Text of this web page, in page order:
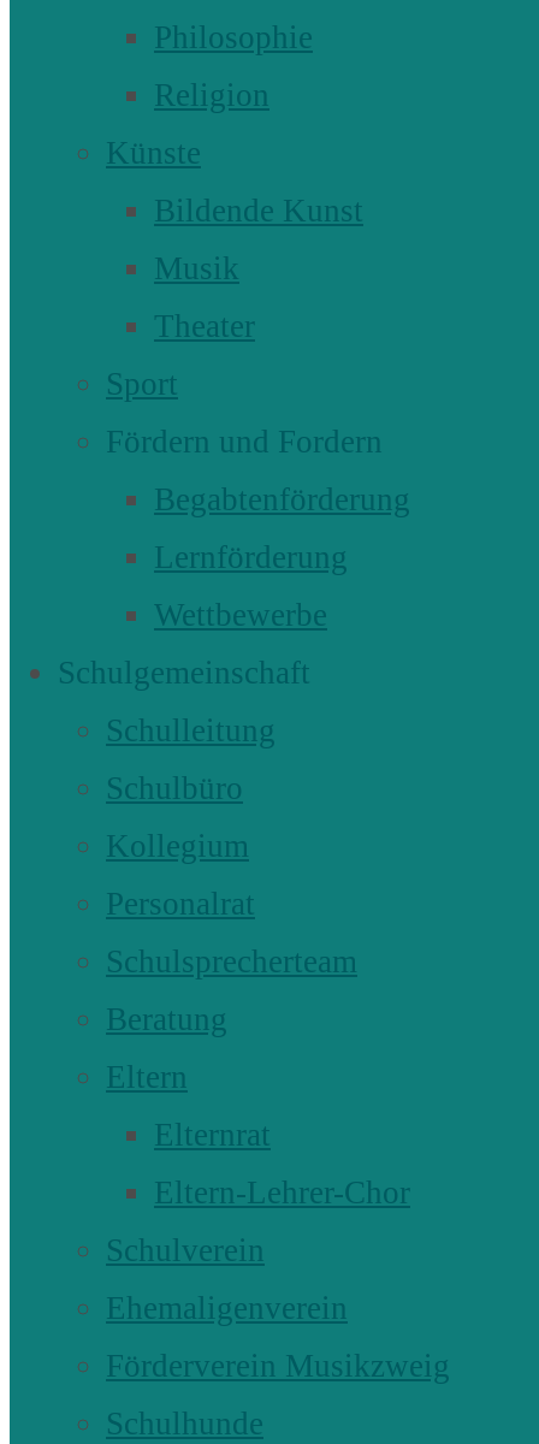
Philosophie
Religion
Künste
Bildende Kunst
Musik
Theater
Sport
Fördern und Fordern
Begabtenförderung
Lernförderung
Wettbewerbe
Schulgemeinschaft
Schulleitung
Schulbüro
Kollegium
Personalrat
Schulsprecherteam
Beratung
Eltern
Elternrat
Eltern-Lehrer-Chor
Schulverein
Ehemaligenverein
Förderverein Musikzweig
Schulhunde